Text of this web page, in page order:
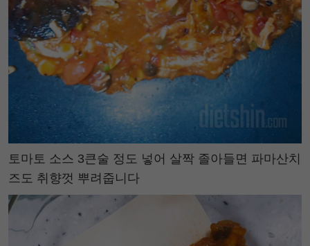
토마토 소스 3큰술 정도 넣어 살짝 졸아들면 파마산치
즈도 취향껏 뿌려줍니다